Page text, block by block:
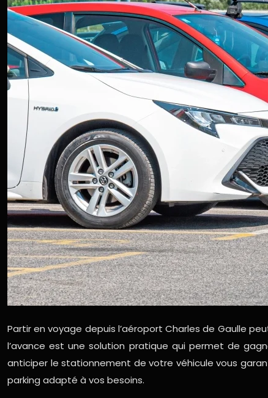
Partir en voyage depuis l’aéroport Charles de Gaulle
l’avance est une solution pratique qui permet de
anticiper le stationnement de votre véhicule vous
parking adapté à vos besoins.